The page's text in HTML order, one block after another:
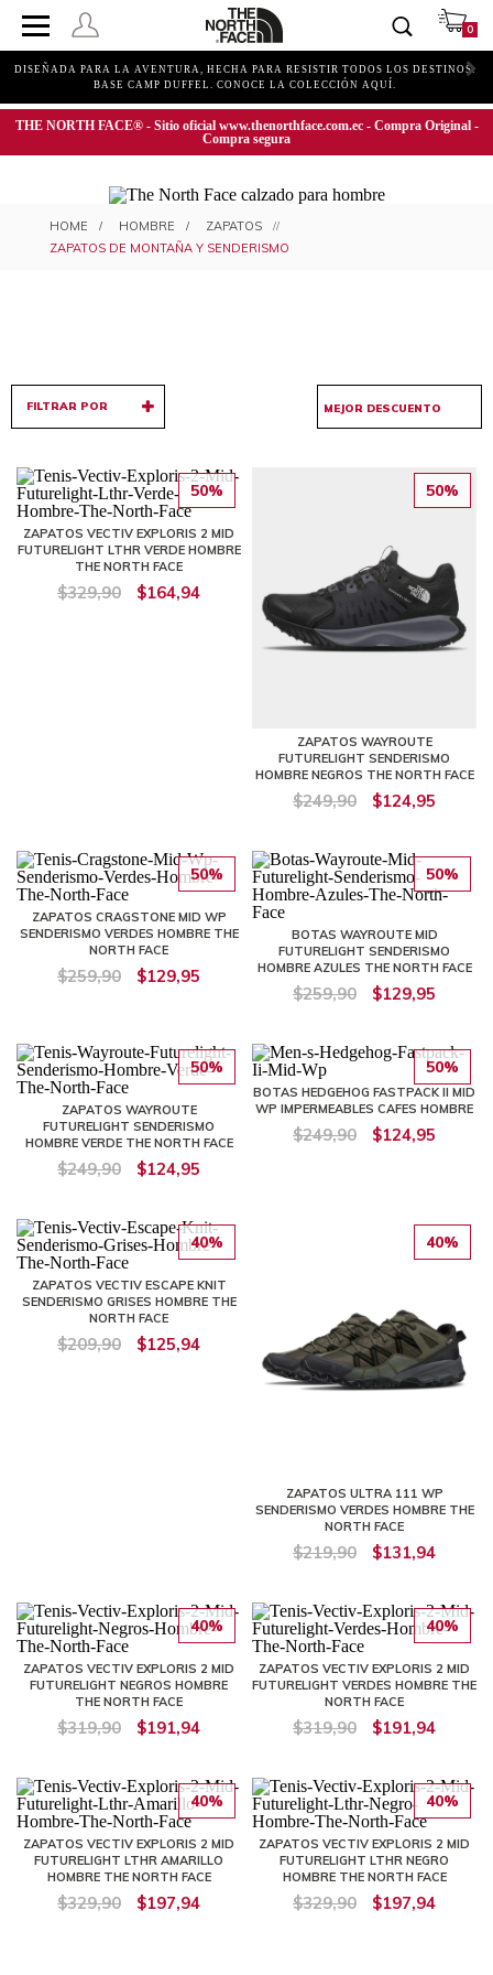
0
DISEÑADA PARA LA AVENTURA, HECHA PARA RESISTIR TODOS LOS DESTINOS.
BASE CAMP DUFFEL. CONOCE LA COLECCIÓN AQUÍ.
THE NORTH FACE® - Sitio oficial www.thenorthface.com.ec - Compra Original -
Compra segura
ZAPATOS DE MONTAÑA Y ZAPATOS
DE SENDERISMO PARA HOMBRE
HOMBRE
ZAPATOS
ZAPATOS DE MONTAÑA Y SENDERISMO
FILTRAR POR
50%
ZAPATOS VECTIV EXPLORIS 2 MID
FUTURELIGHT LTHR VERDE HOMBRE
THE NORTH FACE
$329,90 $164,94
50%
ZAPATOS WAYROUTE
FUTURELIGHT SENDERISMO
HOMBRE NEGROS THE NORTH FACE
$249,90 $124,95
50%
ZAPATOS CRAGSTONE MID WP
SENDERISMO VERDES HOMBRE THE
NORTH FACE
$259,90 $129,95
50%
BOTAS WAYROUTE MID
FUTURELIGHT SENDERISMO
HOMBRE AZULES THE NORTH FACE
$259,90 $129,95
50%
ZAPATOS WAYROUTE
FUTURELIGHT SENDERISMO
HOMBRE VERDE THE NORTH FACE
$249,90 $124,95
50%
BOTAS HEDGEHOG FASTPACK II MID
WP IMPERMEABLES CAFES HOMBRE
$249,90 $124,95
40%
ZAPATOS VECTIV ESCAPE KNIT
SENDERISMO GRISES HOMBRE THE
NORTH FACE
$209,90 $125,94
40%
ZAPATOS ULTRA 111 WP
SENDERISMO VERDES HOMBRE THE
NORTH FACE
$219,90 $131,94
40%
ZAPATOS VECTIV EXPLORIS 2 MID
FUTURELIGHT NEGROS HOMBRE
THE NORTH FACE
$319,90 $191,94
40%
ZAPATOS VECTIV EXPLORIS 2 MID
FUTURELIGHT VERDES HOMBRE THE
NORTH FACE
$319,90 $191,94
40%
ZAPATOS VECTIV EXPLORIS 2 MID
FUTURELIGHT LTHR AMARILLO
HOMBRE THE NORTH FACE
$329,90 $197,94
40%
ZAPATOS VECTIV EXPLORIS 2 MID
FUTURELIGHT LTHR NEGRO
HOMBRE THE NORTH FACE
$329,90 $197,94